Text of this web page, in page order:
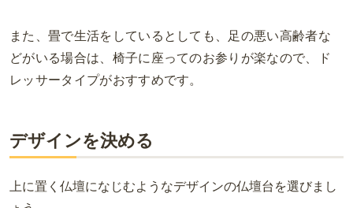
また、畳で生活をしているとしても、足の悪い高齢者な
どがいる場合は、 椅子に座ってのお参りが楽なので、ド
レッサータイプがおすすめです。
デザインを決める
上に置く仏壇になじむようなデザインの仏壇台を選びまし